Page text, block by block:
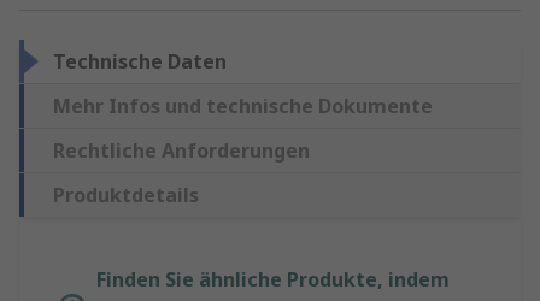
Technische Daten
Mehr Infos und technische Dokumente
Rechtliche Anforderungen
Produktdetails
Finden Sie ähnliche Produkte, indem